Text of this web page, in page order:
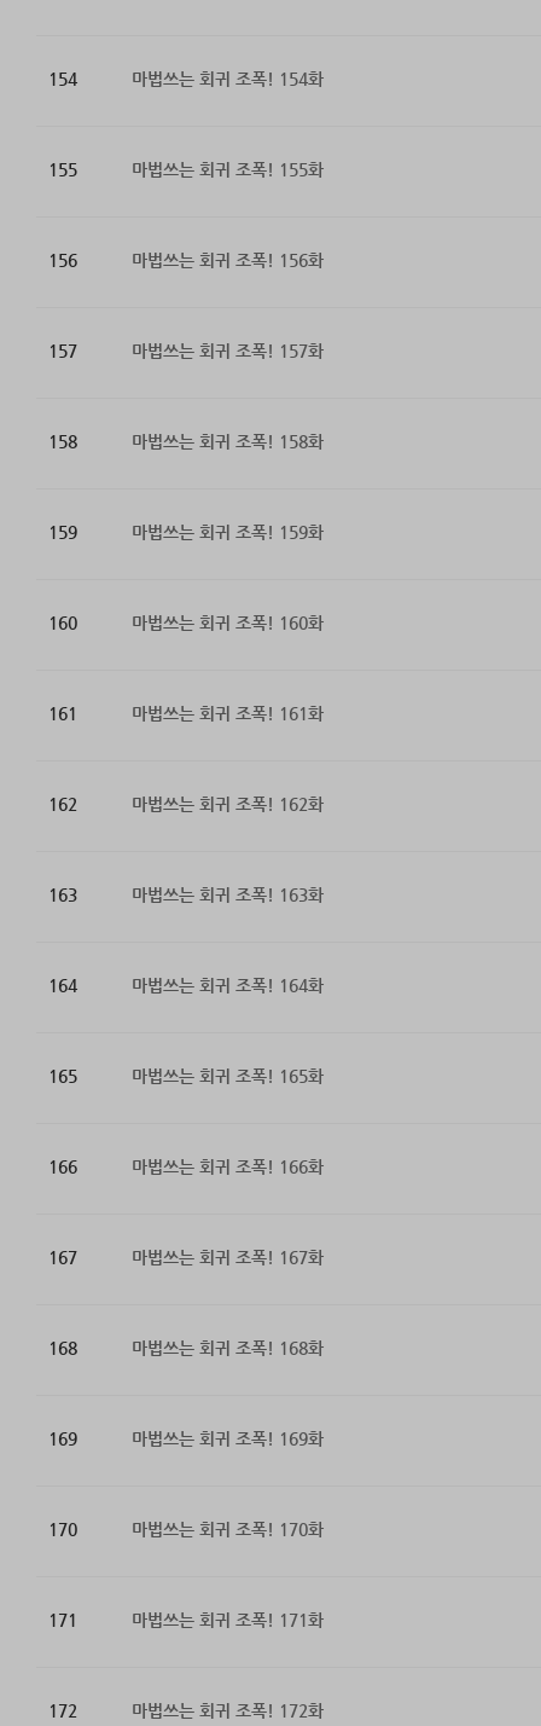
154 마법쓰는 회귀 조폭! 154화
155 마법쓰는 회귀 조폭! 155화
156 마법쓰는 회귀 조폭! 156화
157 마법쓰는 회귀 조폭! 157화
158 마법쓰는 회귀 조폭! 158화
159 마법쓰는 회귀 조폭! 159화
160 마법쓰는 회귀 조폭! 160화
161 마법쓰는 회귀 조폭! 161화
162 마법쓰는 회귀 조폭! 162화
163 마법쓰는 회귀 조폭! 163화
164 마법쓰는 회귀 조폭! 164화
165 마법쓰는 회귀 조폭! 165화
166 마법쓰는 회귀 조폭! 166화
167 마법쓰는 회귀 조폭! 167화
168 마법쓰는 회귀 조폭! 168화
169 마법쓰는 회귀 조폭! 169화
170 마법쓰는 회귀 조폭! 170화
171 마법쓰는 회귀 조폭! 171화
172 마법쓰는 회귀 조폭! 172화